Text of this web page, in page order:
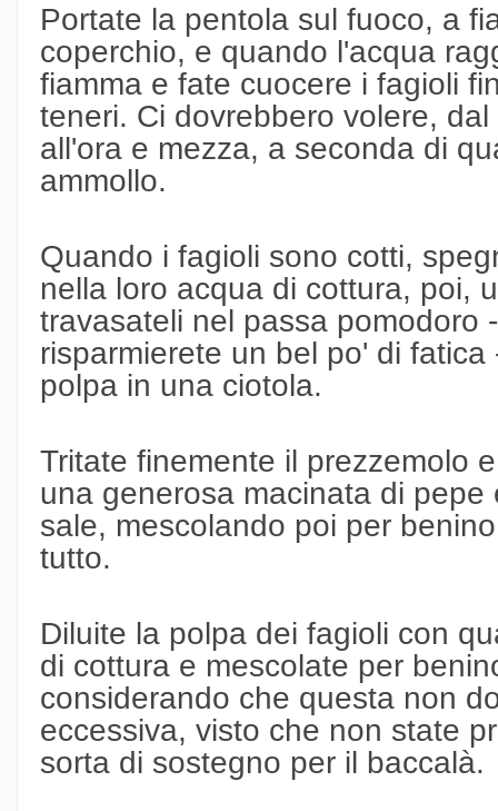
Portate la pentola sul fuoco, a
coperchio, e quando l'acqua
fiamma e fate cuocere i fagioli
teneri. Ci dovrebbero volere,
all'ora e mezza, a seconda di
ammollo.
Quando i fagioli sono cotti,
nella loro acqua di cottura, poi,
travasateli nel passa pomodoro
risparmierete un bel po' di
polpa in una ciotola.
Tritate finemente il prezzemolo
una generosa macinata di
sale, mescolando poi per
tutto.
Diluite la polpa dei fagioli con
di cottura e mescolate per
considerando che questa non
eccessiva, visto che non state
sorta di sostegno per il baccalà.